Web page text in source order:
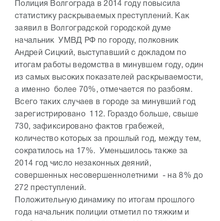
Полиция Волгограда в 2014 году повысила
статистику раскрываемых преступлений. Как
заявил в Волгоградской городской думе
начальник УМВД РФ по городу, полковник
Андрей Сицкий, выступавший с докладом по
итогам работы ведомства в минувшем году, один
из самых высоких показателей раскрываемости,
а именно более 70%, отмечается по разбоям.
Всего таких случаев в городе за минувший год
зарегистрировано 112. Гораздо больше, свыше
730, зафиксировано фактов грабежей,
количество которых за прошлый год, между тем,
сократилось на 17%. Уменьшилось также за
2014 год число незаконных деяний,
совершенных несовершеннолетними - на 8% до
272 преступлений.
Положительную динамику по итогам прошлого
года начальник полиции отметил по тяжким и